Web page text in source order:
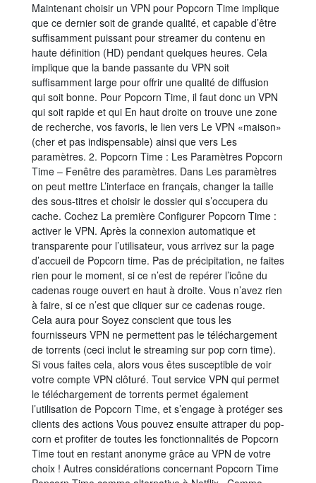
Maintenant choisir un VPN pour Popcorn Time implique
que ce dernier soit de grande qualité, et capable d’être
suffisamment puissant pour streamer du contenu en
haute définition (HD) pendant quelques heures. Cela
implique que la bande passante du VPN soit
suffisamment large pour offrir une qualité de diffusion
qui soit bonne. Pour Popcorn Time, il faut donc un VPN
qui soit rapide et qui En haut droite on trouve une zone
de recherche, vos favoris, le lien vers Le VPN «maison»
(cher et pas indispensable) ainsi que vers Les
paramètres. 2. Popcorn Time : Les Paramètres Popcorn
Time – Fenêtre des paramètres. Dans Les paramètres
on peut mettre L’interface en français, changer la taille
des sous-titres et choisir le dossier qui s’occupera du
cache. Cochez La première Configurer Popcorn Time :
activer le VPN. Après la connexion automatique et
transparente pour l’utilisateur, vous arrivez sur la page
d’accueil de Popcorn time. Pas de précipitation, ne faites
rien pour le moment, si ce n’est de repérer l’icône du
cadenas rouge ouvert en haut à droite. Vous n’avez rien
à faire, si ce n’est que cliquer sur ce cadenas rouge.
Cela aura pour Soyez conscient que tous les
fournisseurs VPN ne permettent pas le téléchargement
de torrents (ceci inclut le streaming sur pop corn time).
Si vous faites cela, alors vous êtes susceptible de voir
votre compte VPN clôturé. Tout service VPN qui permet
le téléchargement de torrents permet également
l’utilisation de Popcorn Time, et s’engage à protéger ses
clients des actions Vous pouvez ensuite attraper du pop-
corn et profiter de toutes les fonctionnalités de Popcorn
Time tout en restant anonyme grâce au VPN de votre
choix ! Autres considérations concernant Popcorn Time